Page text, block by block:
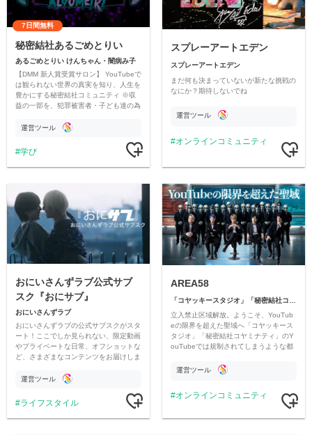
7日間無料
秘密結社あるごめとりい
あるごめとりい けんちゃん・闇病み子
【DMM 新人賞受賞サロン】 YouTubeで
は観られない世界の真実を知り、人生を
豊かにする秘密結社コミュニティ ※収
益の一部を、犯罪被害者・子ども達の為
す運営ツール
学び
スプレーアートエデン
スプレーアートエデン
まだ何も決まっていないが新たな挑戦の
なにか？期待しないでね
運営ツール
オンラインコミュニティ
おにいさんずラブ公式サブ
スク『おにサブ』
おにいさんずラブ
おにいさんずラブの公式サブスクがスタ
ート！ここでしか見られない、限定動画
やプライベートな日常、オフショットな
ど、さまざまなコンテンツをお届けしま
運営ツール
ライフスタイル
AREA58
立入禁止区域解放。ようこそ、YouTub
eの限界を超えた聖域へ「コヤッキース
タジオ」「秘密結社コヤミナティ」のY
ouTubeでは規制されてしまうような都
公開。
運営ツール
オンラインコミュニティ